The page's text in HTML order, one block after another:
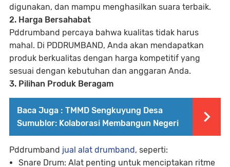
digunakan, dan mampu menghasilkan suara terbaik.
2. Harga Bersahabat
Pddrumband percaya bahwa kualitas tidak harus
mahal. Di PDDRUMBAND, Anda akan mendapatkan
produk berkualitas dengan harga kompetitif yang
sesuai dengan kebutuhan dan anggaran Anda.
3. Pilihan Produk Beragam
Baca Juga : TMMD Sengkuyung Desa
Sumublor: Kolaborasi Membangun Negeri
Pddrumband jual alat drumband, seperti:
Snare Drum: Alat penting untuk menciptakan ritme